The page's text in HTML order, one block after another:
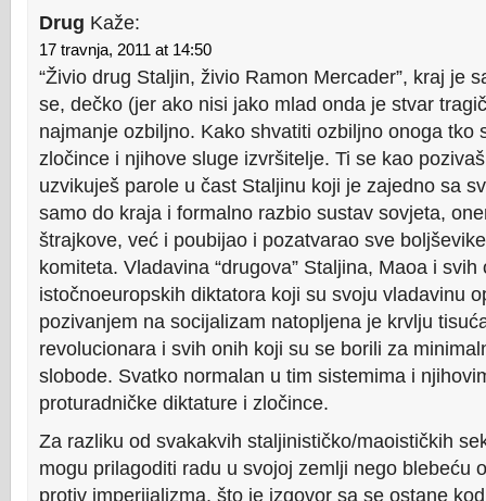
Drug Kaže:
17 travnja, 2011 at 14:50
“Živio drug Staljin, živio Ramon Mercader”, kraj je
se, dečko (jer ako nisi jako mlad onda je stvar
najmanje ozbiljno. Kako shvatiti ozbiljno onoga tko
zločince i njihove sluge izvršitelje. Ti se kao
uzvikuješ parole u čast Staljinu koji je zajedno sa
samo do kraja i formalno razbio sustav sovjeta,
štrajkove, već i poubijao i pozatvarao sve
komiteta. Vladavina “drugova” Staljina, Maoa i svih
istočnoeuropskih diktatora koji su svoju vladavinu
pozivanjem na socijalizam natopljena je krvlju
revolucionara i svih onih koji su se borili za
slobode. Svatko normalan u tim sistemima i
proturadničke diktature i zločince.
Za razliku od svakakvih staljinističko/maoističkih
mogu prilagoditi radu u svojoj zemlji nego blebeću
protiv imperijalizma, što je izgovor sa se ostane